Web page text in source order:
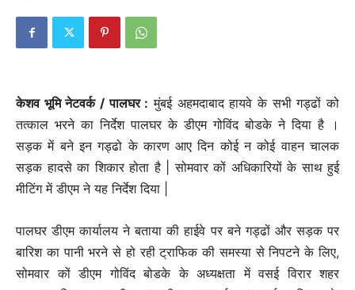
केशव भूमि नेटवर्क / पालघर : मुंबई अहमदाबाद हायवे के सभी गड्ढों को
तत्काल भरने का निर्देश पालघर के डीएम गोविंद बोडके ने दिया है ।
सड़क में बने इन गड्ढो के कारण आए दिन कोई न कोई वाहन चालक
सड़क हादसे का शिकार होता है | सोमवार कों अधिकारियों के साथ हुई
मीटिंग में डीएम ने यह निर्देश दिया |
पालघर डीएम कार्यालय ने बताया की हाईवे पर बने गड्ढों और सड़क पर
बारिश का पानी भरने से हो रही ट्राफिक की समस्या से निपटने के लिए,
सोमवार कों डीएम गोविंद बोडके के अध्यक्षता में वसई विरार शहर